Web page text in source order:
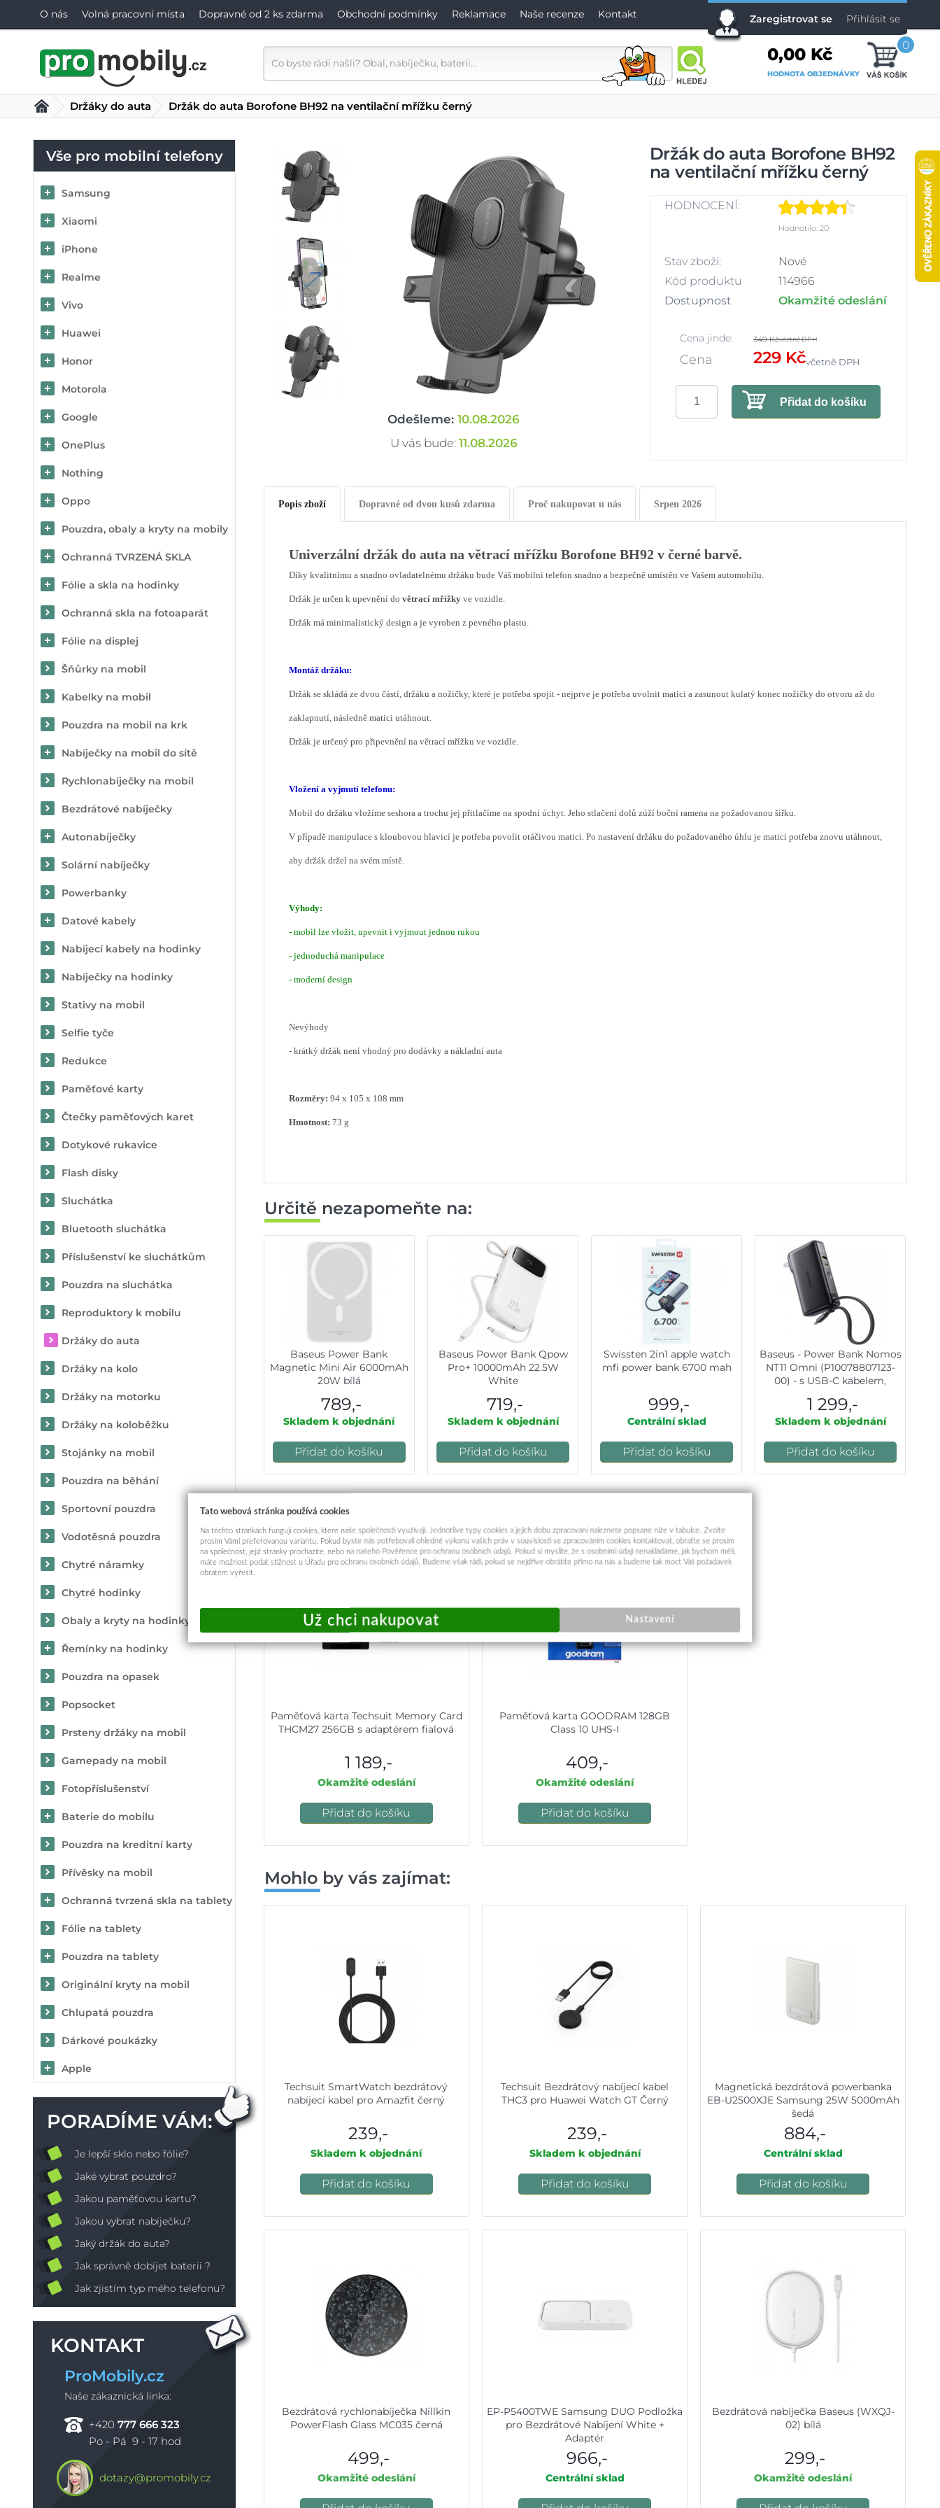
O nás Volná pracovní místa Dopravné od 2 ks zdarma Obchodní podmínky Reklamace Naše recenze Kontakt Zaregistrovat se Přihlásit se
0,00 Kč
HODNOTA OBJEDNÁVKY
0
Vše pro mobilní telefony
Samsung
Xiaomi
iPhone
Realme
Vivo
Huawei
Honor
Motorola
Google
OnePlus
Nothing
Oppo
Pouzdra, obaly a kryty na mobily
Ochranná TVRZENÁ SKLA
Fólie a skla na hodinky
Ochranná skla na fotoaparát
Fólie na displej
Šňůrky na mobil
Kabelky na mobil
Pouzdra na mobil na krk
Nabíječky na mobil do sítě
Rychlonabíječky na mobil
Bezdrátové nabíječky
Autonabíječky
Solární nabíječky
Powerbanky
Datové kabely
Nabíjecí kabely na hodinky
Nabíječky na hodinky
Stativy na mobil
Selfie tyče
Redukce
Paměťové karty
Čtečky paměťových karet
Dotykové rukavice
Flash disky
Sluchátka
Bluetooth sluchátka
Příslušenství ke sluchátkům
Pouzdra na sluchátka
Reproduktory k mobilu
Držáky do auta
Držáky na kolo
Držáky na motorku
Držáky na koloběžku
Stojánky na mobil
Pouzdra na běhání
Sportovní pouzdra
Vodotěsná pouzdra
Chytré náramky
Chytré hodinky
Obaly a kryty na hodinky
Řemínky na hodinky
Pouzdra na opasek
Popsocket
Prsteny držáky na mobil
Gamepady na mobil
Fotopříslušenství
Baterie do mobilu
Pouzdra na kreditní karty
Přívěsky na mobil
Ochranná tvrzená skla na tablety
Fólie na tablety
Pouzdra na tablety
Originální kryty na mobil
Chlupatá pouzdra
Dárkové poukázky
Apple
PORADÍME VÁM:
Je lepší sklo nebo fólie?
Jaké vybrat pouzdro?
Jakou paměťovou kartu?
Jakou vybrat nabíječku?
Jaký držák do auta?
Jak správně dobíjet baterii ?
Jak zjistím typ mého telefonu?
KONTAKT
ProMobily.cz
Naše zákaznická linka:
+420 777 666 323
Po - Pá 9 - 17 hod
dotazy@promobily.cz
Držáky do auta Držák do auta Borofone BH92 na ventilační mřížku černý
Odešleme:10.08.2026
U vás bude: 11.08.2026
Držák do auta Borofone BH92
na ventilační mřížku černý
HODNOCENÍ:
Hodnotilo: 20
Stav zboží:
Nové
Kód produktu
114966
Dostupnost
Okamžité odeslání
Cena jinde: 349 Kčvčetně DPH
Cena 229 Kčvčetně DPH
Přidat do košíku
Popis zboží Dopravné od dvou kusů zdarma Proč nakupovat u nás Srpen 2026
Univerzální držák do auta na větrací mřížku Borofone BH92 v černé barvě.
Díky kvalitnímu a snadno ovladatelnému držáku bude Váš mobilní telefon snadno a bezpečně umístěn ve Vašem automobilu.
Držák je určen k upevnění do větrací mřížky ve vozidle.
Držák má minimalistický design a je vyroben z pevného plastu.
Montáž držáku:
Držák se skládá ze dvou částí, držáku a nožičky, které je potřeba spojit - nejprve je potřeba uvolnit matici a zasunout kulatý konec nožičky do otvoru až do
zaklapnutí, následně matici utáhnout.
Držák je určený pro připevnění na větrací mřížku ve vozidle.
Vložení a vyjmutí telefonu:
Mobil do držáku vložíme seshora a trochu jej přitlačíme na spodní úchyt. Jeho stlačení dolů zúží boční ramena na požadovanou šířku.
V případě manipulace s kloubovou hlavicí je potřeba povolit otáčivou matici. Po nastavení držáku do požadovaného úhlu je matici potřeba znovu utáhnout,
aby držák držel na svém místě.
Výhody:
- mobil lze vložit, upevnit i vyjmout jednou rukou
- jednoduchá manipulace
- moderní design
Nevýhody
- krátký držák není vhodný pro dodávky a nákladní auta
Rozměry: 94 x 105 x 108 mm
Hmotnost: 73 g
Určitě nezapomeňte na:
Baseus Power Bank
Magnetic Mini Air 6000mAh
20W bílá
789,-
Skladem k objednání
Přidat do košíku
Baseus Power Bank Qpow
Pro+ 10000mAh 22.5W
White
719,-
Skladem k objednání
Přidat do košíku
Swissten 2in1 apple watch
mfi power bank 6700 mah
999,-
Centrální sklad
Přidat do košíku
Baseus - Power Bank Nomos
NT11 Omni (P10078807123-
00) - s USB-C kabelem,
displej - Cosmic Black
1 299,-
Skladem k objednání
Přidat do košíku
Možná vám doma chybí:
Paměťová karta Techsuit Memory Card
THCM27 256GB s adaptérem fialová
1 189,-
Okamžité odeslání
Přidat do košíku
Paměťová karta GOODRAM 128GB
Class 10 UHS-I
409,-
Okamžité odeslání
Přidat do košíku
Mohlo by vás zajímat:
Techsuit SmartWatch bezdrátový
nabíjecí kabel pro Amazfit černý
239,-
Skladem k objednání
Přidat do košíku
Techsuit Bezdrátový nabíjecí kabel
THC3 pro Huawei Watch GT Černý
239,-
Skladem k objednání
Přidat do košíku
Magnetická bezdrátová powerbanka
EB-U2500XJE Samsung 25W 5000mAh
šedá
884,-
Centrální sklad
Přidat do košíku
Bezdrátová rychlonabíječka Nillkin
PowerFlash Glass MC035 černá
499,-
Okamžité odeslání
EP-P5400TWE Samsung DUO Podložka
pro Bezdrátové Nabíjení White +
Adaptér
966,-
Centrální sklad
Bezdrátová nabíječka Baseus (WXQJ-
02) bílá
299,-
Okamžité odeslání
Tato webová stránka používá cookies
Na těchto stránkách fungují cookies, které naše společnosti využívají. Jednotlivé typy cookies a jejich dobu zpracování naleznete popsané níže v tabulce. Zvolte
prosím Vámi preferovanou variantu. Pokud byste nás potřebovali ohledně výkonu vašich práv v souvislosti se zpracováním cookies kontaktovat, obraťte se prosím
na společnost, jejíž stránky procházíte, nebo na našeho Pověřence pro ochranu osobních údajů. Pokud si myslíte, že s osobními údaji nenakládáme, jak bychom měli,
máte možnost podat stížnost u Úřadu pro ochranu osobních údajů. Budeme však rádi, pokud se nejdříve obrátíte přímo na nás a budeme tak moct Váš požadavek
obratem vyřešit.
Nastavení